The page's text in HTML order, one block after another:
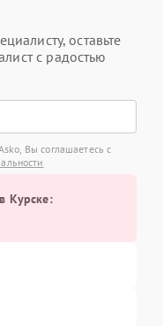
оставьте
с радостью
Вы соглашаетесь с
Курске: